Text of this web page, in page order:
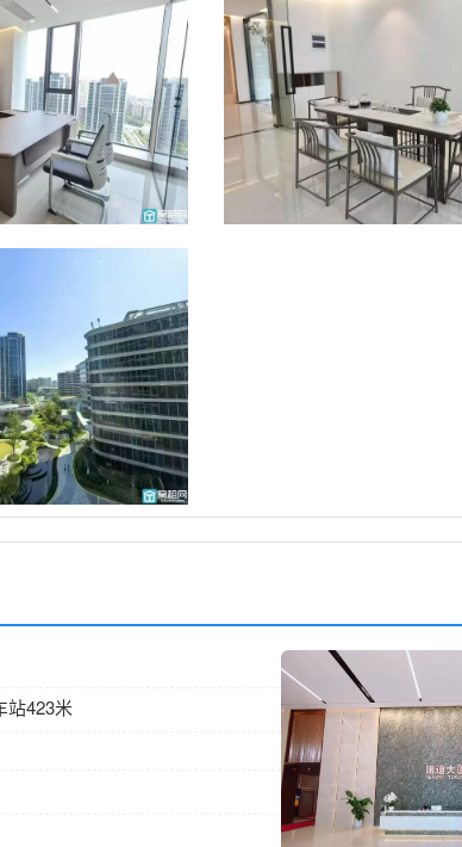
站423米